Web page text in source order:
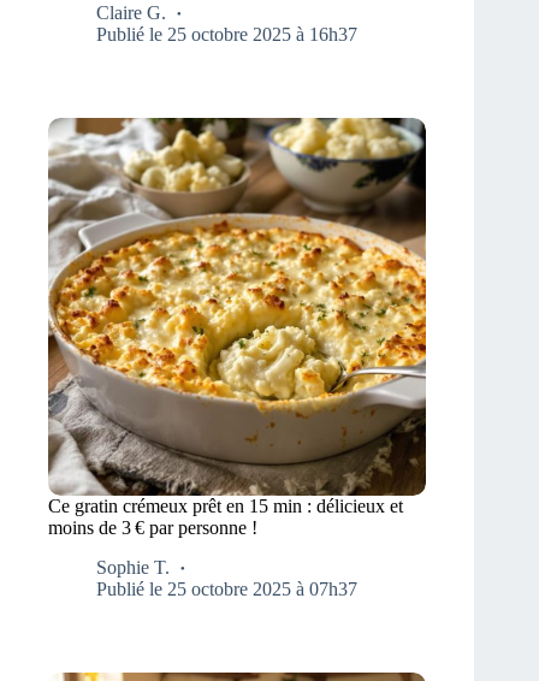
Claire G.
Publié le 25 octobre 2025 à 16h37
Ce gratin crémeux prêt en 15 min : délicieux et
moins de 3 € par personne !
Sophie T.
Publié le 25 octobre 2025 à 07h37